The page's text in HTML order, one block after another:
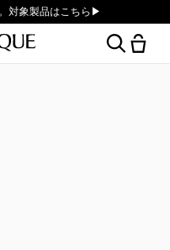
対象製品はこちら▶︎